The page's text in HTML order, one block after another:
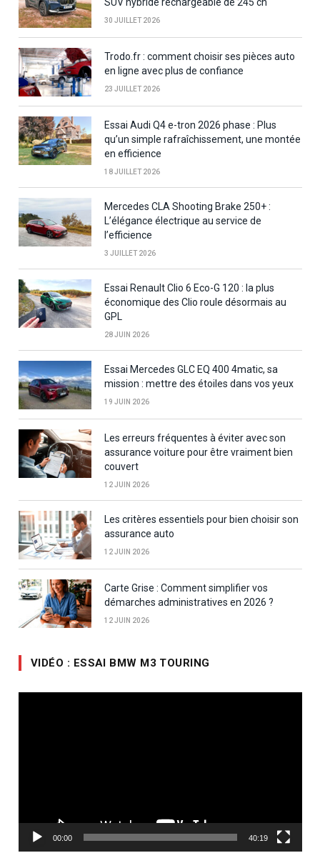
30 JUILLET 2026
Trodo.fr : comment choisir ses pièces auto
en ligne avec plus de confiance
23 JUILLET 2026
Essai Audi Q4 e-tron 2026 phase : Plus
qu’un simple rafraîchissement, une montée
en efficience
18 JUILLET 2026
Mercedes CLA Shooting Brake 250+ :
L’élégance électrique au service de
l’efficience
3 JUILLET 2026
Essai Renault Clio 6 Eco-G 120 : la plus
économique des Clio roule désormais au
GPL
28 JUIN 2026
Essai Mercedes GLC EQ 400 4matic, sa
mission : mettre des étoiles dans vos yeux
19 JUIN 2026
Les erreurs fréquentes à éviter avec son
assurance voiture pour être vraiment bien
couvert
12 JUIN 2026
Les critères essentiels pour bien choisir son
assurance auto
12 JUIN 2026
Carte Grise : Comment simplifier vos
démarches administratives en 2026 ?
12 JUIN 2026
VIDÉO : ESSAI BMW M3 TOURING
00:00 40:19